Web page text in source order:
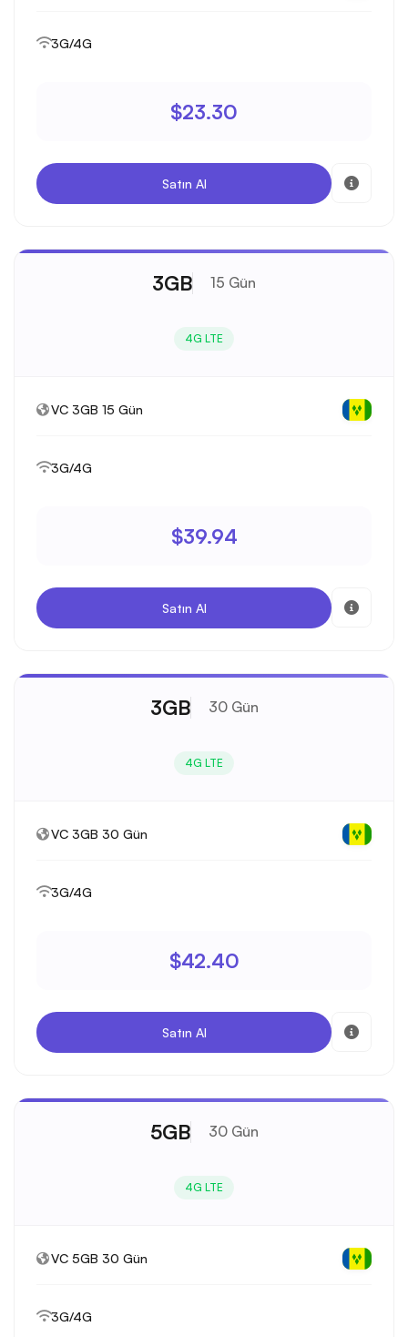
3G/4G
$23.30
Satın Al
3GB 15 Gün
4G LTE
VC 3GB 15 Gün
3G/4G
$39.94
Satın Al
3GB 30 Gün
4G LTE
VC 3GB 30 Gün
3G/4G
$42.40
Satın Al
5GB 30 Gün
4G LTE
VC 5GB 30 Gün
3G/4G